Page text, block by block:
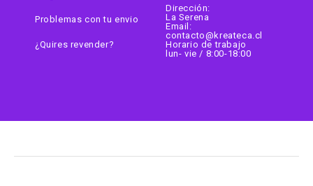
Dirección:
La Serena
Email:
contacto@kreateca.cl
Horario de trabajo
lun- vie / 8:00-18:00
Problemas con tu envio
¿Quires revender?